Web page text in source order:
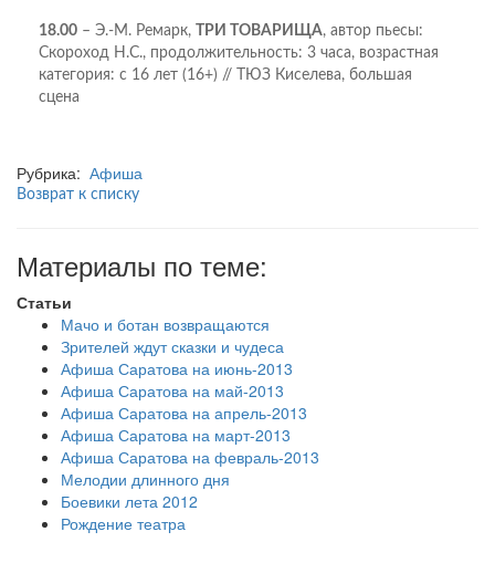
18.00 – Э.-М. Ремарк, ТРИ ТОВАРИЩА, автор пьесы:
Скороход Н.С., продолжительность: 3 часа, возрастная
категория: c 16 лет (16+) // ТЮЗ Киселева, большая
сцена
Рубрика: Афиша
Возврат к списку
Материалы по теме:
Статьи
Мачо и ботан возвращаются
Зрителей ждут сказки и чудеса
Афиша Саратова на июнь-2013
Афиша Саратова на май-2013
Афиша Саратова на апрель-2013
Афиша Саратова на март-2013
Афиша Саратова на февраль-2013
Мелодии длинного дня
Боевики лета 2012
Рождение театра